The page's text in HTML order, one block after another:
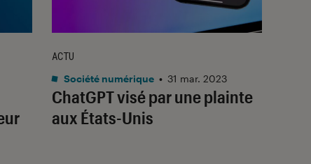
ChatGPT visé par une plainte
aux États-Unis
ACTU
Société numérique • 31 mar. 2023